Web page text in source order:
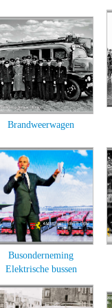
Brandweerwagen
Busonderneming
Elektrische bussen